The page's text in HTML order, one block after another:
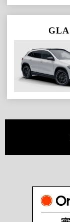
GLA